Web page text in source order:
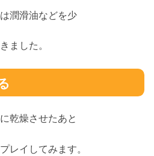
潤滑油などを少
ました。
乾燥させたあと
レイしてみます。